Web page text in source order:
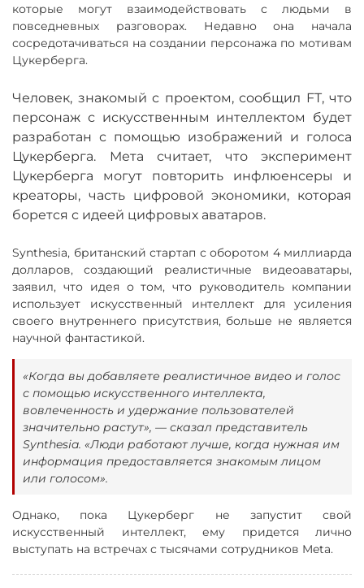
которые могут взаимодействовать с людьми в
повседневных разговорах. Недавно она начала
сосредотачиваться на создании персонажа по мотивам
Цукерберга.
Человек, знакомый с проектом, сообщил FT, что
персонаж с искусственным интеллектом будет
разработан с помощью изображений и голоса
Цукерберга. Мета считает, что эксперимент
Цукерберга могут повторить инфлюенсеры и
креаторы, часть цифровой экономики, которая
борется с идеей цифровых аватаров.
Synthesia, британский стартап с оборотом 4 миллиарда
долларов, создающий реалистичные видеоаватары,
заявил, что идея о том, что руководитель компании
использует искусственный интеллект для усиления
своего внутреннего присутствия, больше не является
научной фантастикой.
«Когда вы добавляете реалистичное видео и голос
с помощью искусственного интеллекта,
вовлеченность и удержание пользователей
значительно растут», — сказал представитель
Synthesia. «Люди работают лучше, когда нужная им
информация предоставляется знакомым лицом
или голосом».
Однако, пока Цукерберг не запустит свой
искусственный интеллект, ему придется лично
выступать на встречах с тысячами сотрудников Meta.